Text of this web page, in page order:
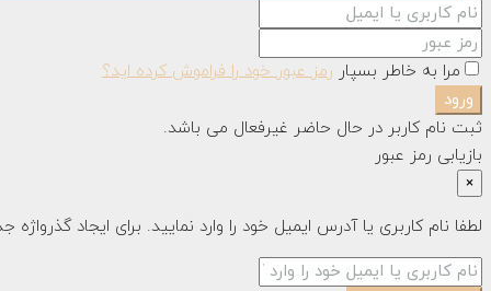
مرا به خاطر بسپار رمز عبور خود را فراموش کرده اید؟
ورود
ثبت نام کاربر در حال حاضر غیرفعال می باشد.
بازیابی رمز عبور
×
لطفا نام کاربری یا آدرس ایمیل خود را وارد نمایید. برای ایجاد